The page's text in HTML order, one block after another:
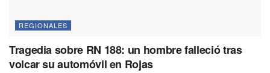
REGIONALES
Tragedia sobre RN 188: un hombre falleció tras
volcar su automóvil en Rojas